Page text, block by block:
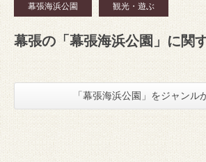
幕張海浜公園 観光・遊ぶ
幕張の「幕張海浜公園」に関
「幕張海浜公園」をジャンル